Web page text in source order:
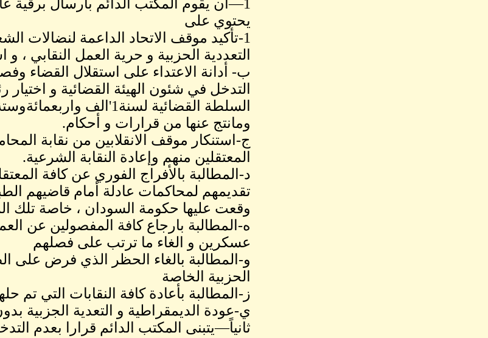
1—أن يقوم المكتب الدائم بارسال برقية
يحتوي على
1-تأكيد موقف الاتحاد الداعمة لنضالات
التعددية الحزبية و حرية العمل النقابي ،
ب- أدانة الاعتداء على استقلال القضاء
التدخل في شئون الهيئة القضائية و
السلطة القضائية
ومانتج عنها من قرارات و أحكام.
ج-استنكار موقف الانقلابين من نقابة
المعتقلين منهم وإعادة النقابة الشرعية.
د-المطالبة بالأفراج الفوري عن كافة
تقديمهم لمحاكمات عادلة أمام قاضيهم
وقعت عليها حكومة السودان ، خاصة تلك
ه-المطالبة بارجاع كافة المفصولين عن
عسكرين و الغاء ما ترتب على فصلهم
و-المطالبة بالغاء الحظر الذي فرض
الحزبية الخاصة
ز-المطالبة بأعادة كافة النقابات التي تم
ي-عودة الديمقراطية و التعدية الجزبية
ثانياً—يتبنى المكتب الدائم قرارا بعدم